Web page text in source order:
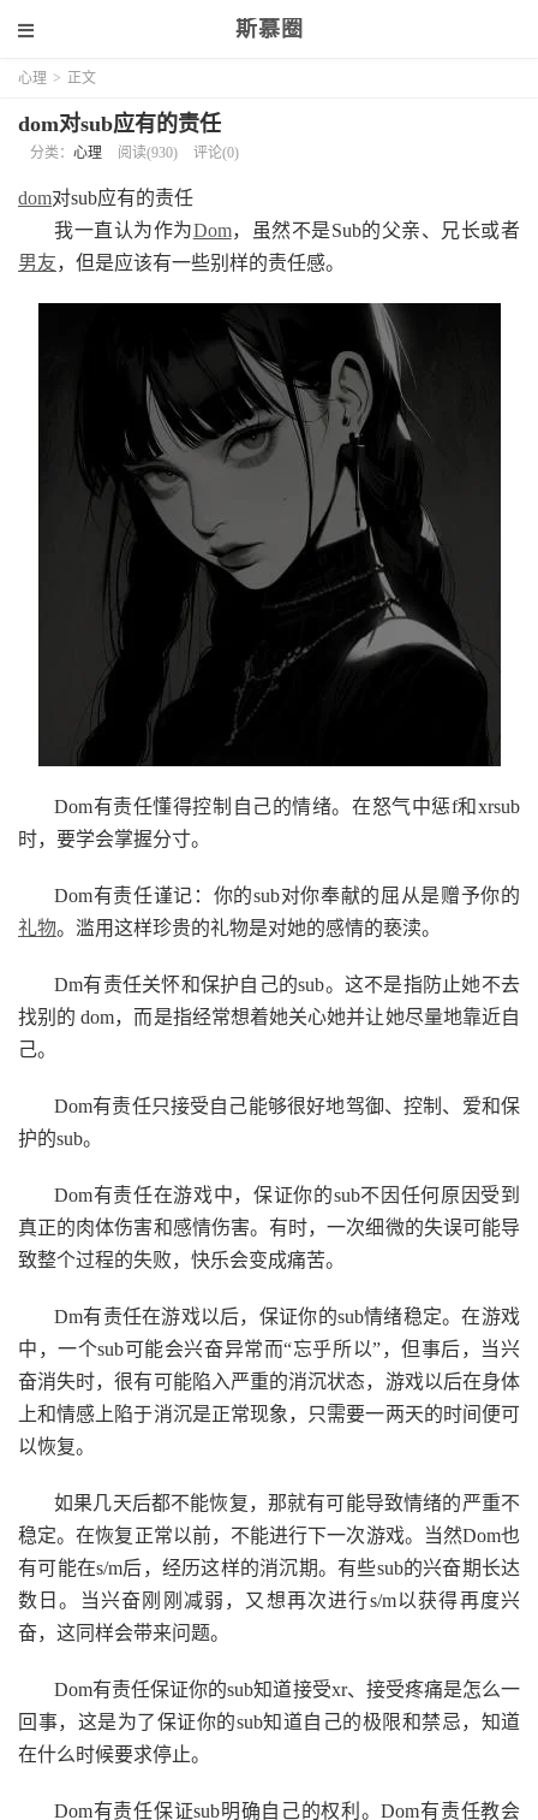
斯慕圈
心理 > 正文
dom对sub应有的责任
分类： 心理 阅读(930) 评论(0)
dom对sub应有的责任
我一直认为作为Dom，虽然不是Sub的父亲、兄长或者
男友，但是应该有一些别样的责任感。
Dom有责任懂得控制自己的情绪。在怒气中惩f和xrsub
时，要学会掌握分寸。
Dom有责任谨记：你的sub对你奉献的屈从是赠予你的
礼物。滥用这样珍贵的礼物是对她的感情的亵渎。
Dm有责任关怀和保护自己的sub。这不是指防止她不去
找别的 dom，而是指经常想着她关心她并让她尽量地靠近自
己。
Dom有责任只接受自己能够很好地驾御、控制、爱和保
护的sub。
Dom有责任在游戏中，保证你的sub不因任何原因受到
真正的肉体伤害和感情伤害。有时，一次细微的失误可能导
致整个过程的失败，快乐会变成痛苦。
Dm有责任在游戏以后，保证你的sub情绪稳定。在游戏
中，一个sub可能会兴奋异常而“忘乎所以”，但事后，当兴
奋消失时，很有可能陷入严重的消沉状态，游戏以后在身体
上和情感上陷于消沉是正常现象，只需要一两天的时间便可
以恢复。
如果几天后都不能恢复，那就有可能导致情绪的严重不
稳定。在恢复正常以前，不能进行下一次游戏。当然Dom也
有可能在s/m后，经历这样的消沉期。有些sub的兴奋期长达
数日。当兴奋刚刚减弱，又想再次进行s/m以获得再度兴
奋，这同样会带来问题。
Dom有责任保证你的sub知道接受xr、接受疼痛是怎么一
回事，这是为了保证你的sub知道自己的极限和禁忌，知道
在什么时候要求停止。
Dom有责任保证sub明确自己的权利。Dom有责任教会